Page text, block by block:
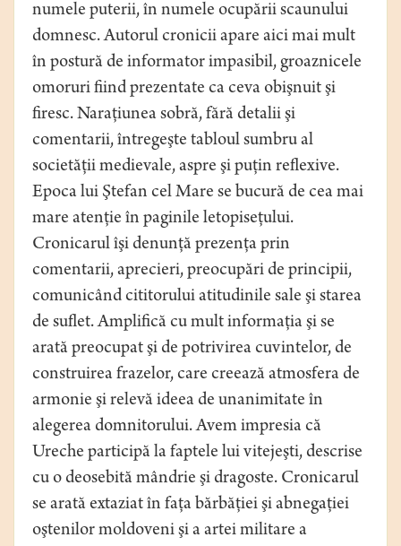
numele puterii, în numele ocupării scaunului
domnesc. Autorul cronicii apare aici mai mult
în postură de informator impasibil, groaznicele
omoruri fiind prezentate ca ceva obişnuit şi
firesc. Naraţiunea sobră, fără detalii şi
comentarii, întregeşte tabloul sumbru al
societăţii medievale, aspre şi puţin reflexive.
Epoca lui Ştefan cel Mare se bucură de cea mai
mare atenţie în paginile letopiseţului.
Cronicarul îşi denunţă prezenţa prin
comentarii, aprecieri, preocupări de principii,
comunicând cititorului atitudinile sale şi starea
de suflet. Amplifică cu mult informaţia şi se
arată preocupat şi de potrivirea cuvintelor, de
construirea frazelor, care creează atmosfera de
armonie şi relevă ideea de unanimitate în
alegerea domnitorului. Avem impresia că
Ureche participă la faptele lui vitejeşti, descrise
cu o deosebită mândrie şi dragoste. Cronicarul
se arată extaziat în faţa bărbăţiei şi abnegaţiei
oştenilor moldoveni şi a artei militare a